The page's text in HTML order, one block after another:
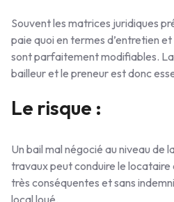
Souvent les matrices juridiques
paie quoi en termes d’entretien
sont parfaitement modifiables.
bailleur et le preneur est donc
Le risque :
Un bail mal négocié au niveau de
travaux peut conduire le locataire
très conséquentes et sans
local loué.